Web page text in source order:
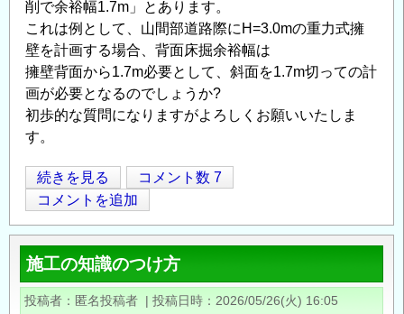
管
理
手
法
に
つ
い
て
の
削で余裕幅1.7m」とあります。
これは例として、山間部道路際にH=3.0mの重力式擁
壁を計画する場合、背面床掘余裕幅は
擁壁背面から1.7m必要として、斜面を1.7m切っての計
画が必要となるのでしょうか?
初歩的な質問になりますがよろしくお願いいたしま
す。
擁
壁
高
2.0m
以
上
続きを見る
コメント数 7
コメントを追加
施工の知識のつけ方
投稿者 匿名投稿者 | 投稿日時
2026/05/26(火) 16:05